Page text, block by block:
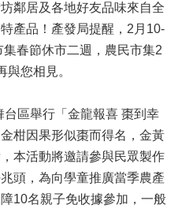
鄰居及各地好友品味來自全
產品！產發局提醒，2月10-
春節休市二週，農民市集2
與您相見。
區舉行「金龍報喜 棗到幸
柑因果形似棗而得名，金黃
本活動將邀請參與民眾製作
頭，為向學童推廣當季農產
10名親子免收據參加，一般